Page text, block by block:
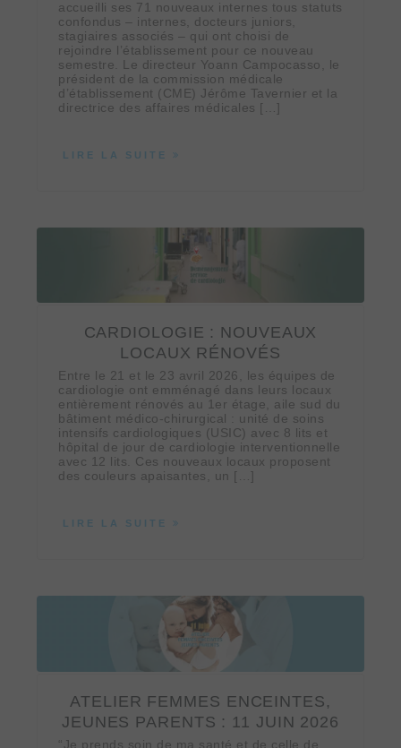
accueilli ses 71 nouveaux internes tous statuts
confondus – internes, docteurs juniors,
stagiaires associés – qui ont choisi de
rejoindre l’établissement pour ce nouveau
semestre. Le directeur Yoann Campocasso, le
président de la commission médicale
d’établissement (CME) Jérôme Tavernier et la
directrice des affaires médicales […]
LIRE LA SUITE
CARDIOLOGIE : NOUVEAUX
LOCAUX RÉNOVÉS
Entre le 21 et le 23 avril 2026, les équipes de
cardiologie ont emménagé dans leurs locaux
entièrement rénovés au 1er étage, aile sud du
bâtiment médico‑chirurgical : unité de soins
intensifs cardiologiques (USIC) avec 8 lits et
hôpital de jour de cardiologie interventionnelle
avec 12 lits. Ces nouveaux locaux proposent
des couleurs apaisantes, un […]
LIRE LA SUITE
ATELIER FEMMES ENCEINTES,
JEUNES PARENTS : 11 JUIN 2026
“Je prends soin de ma santé et de celle de